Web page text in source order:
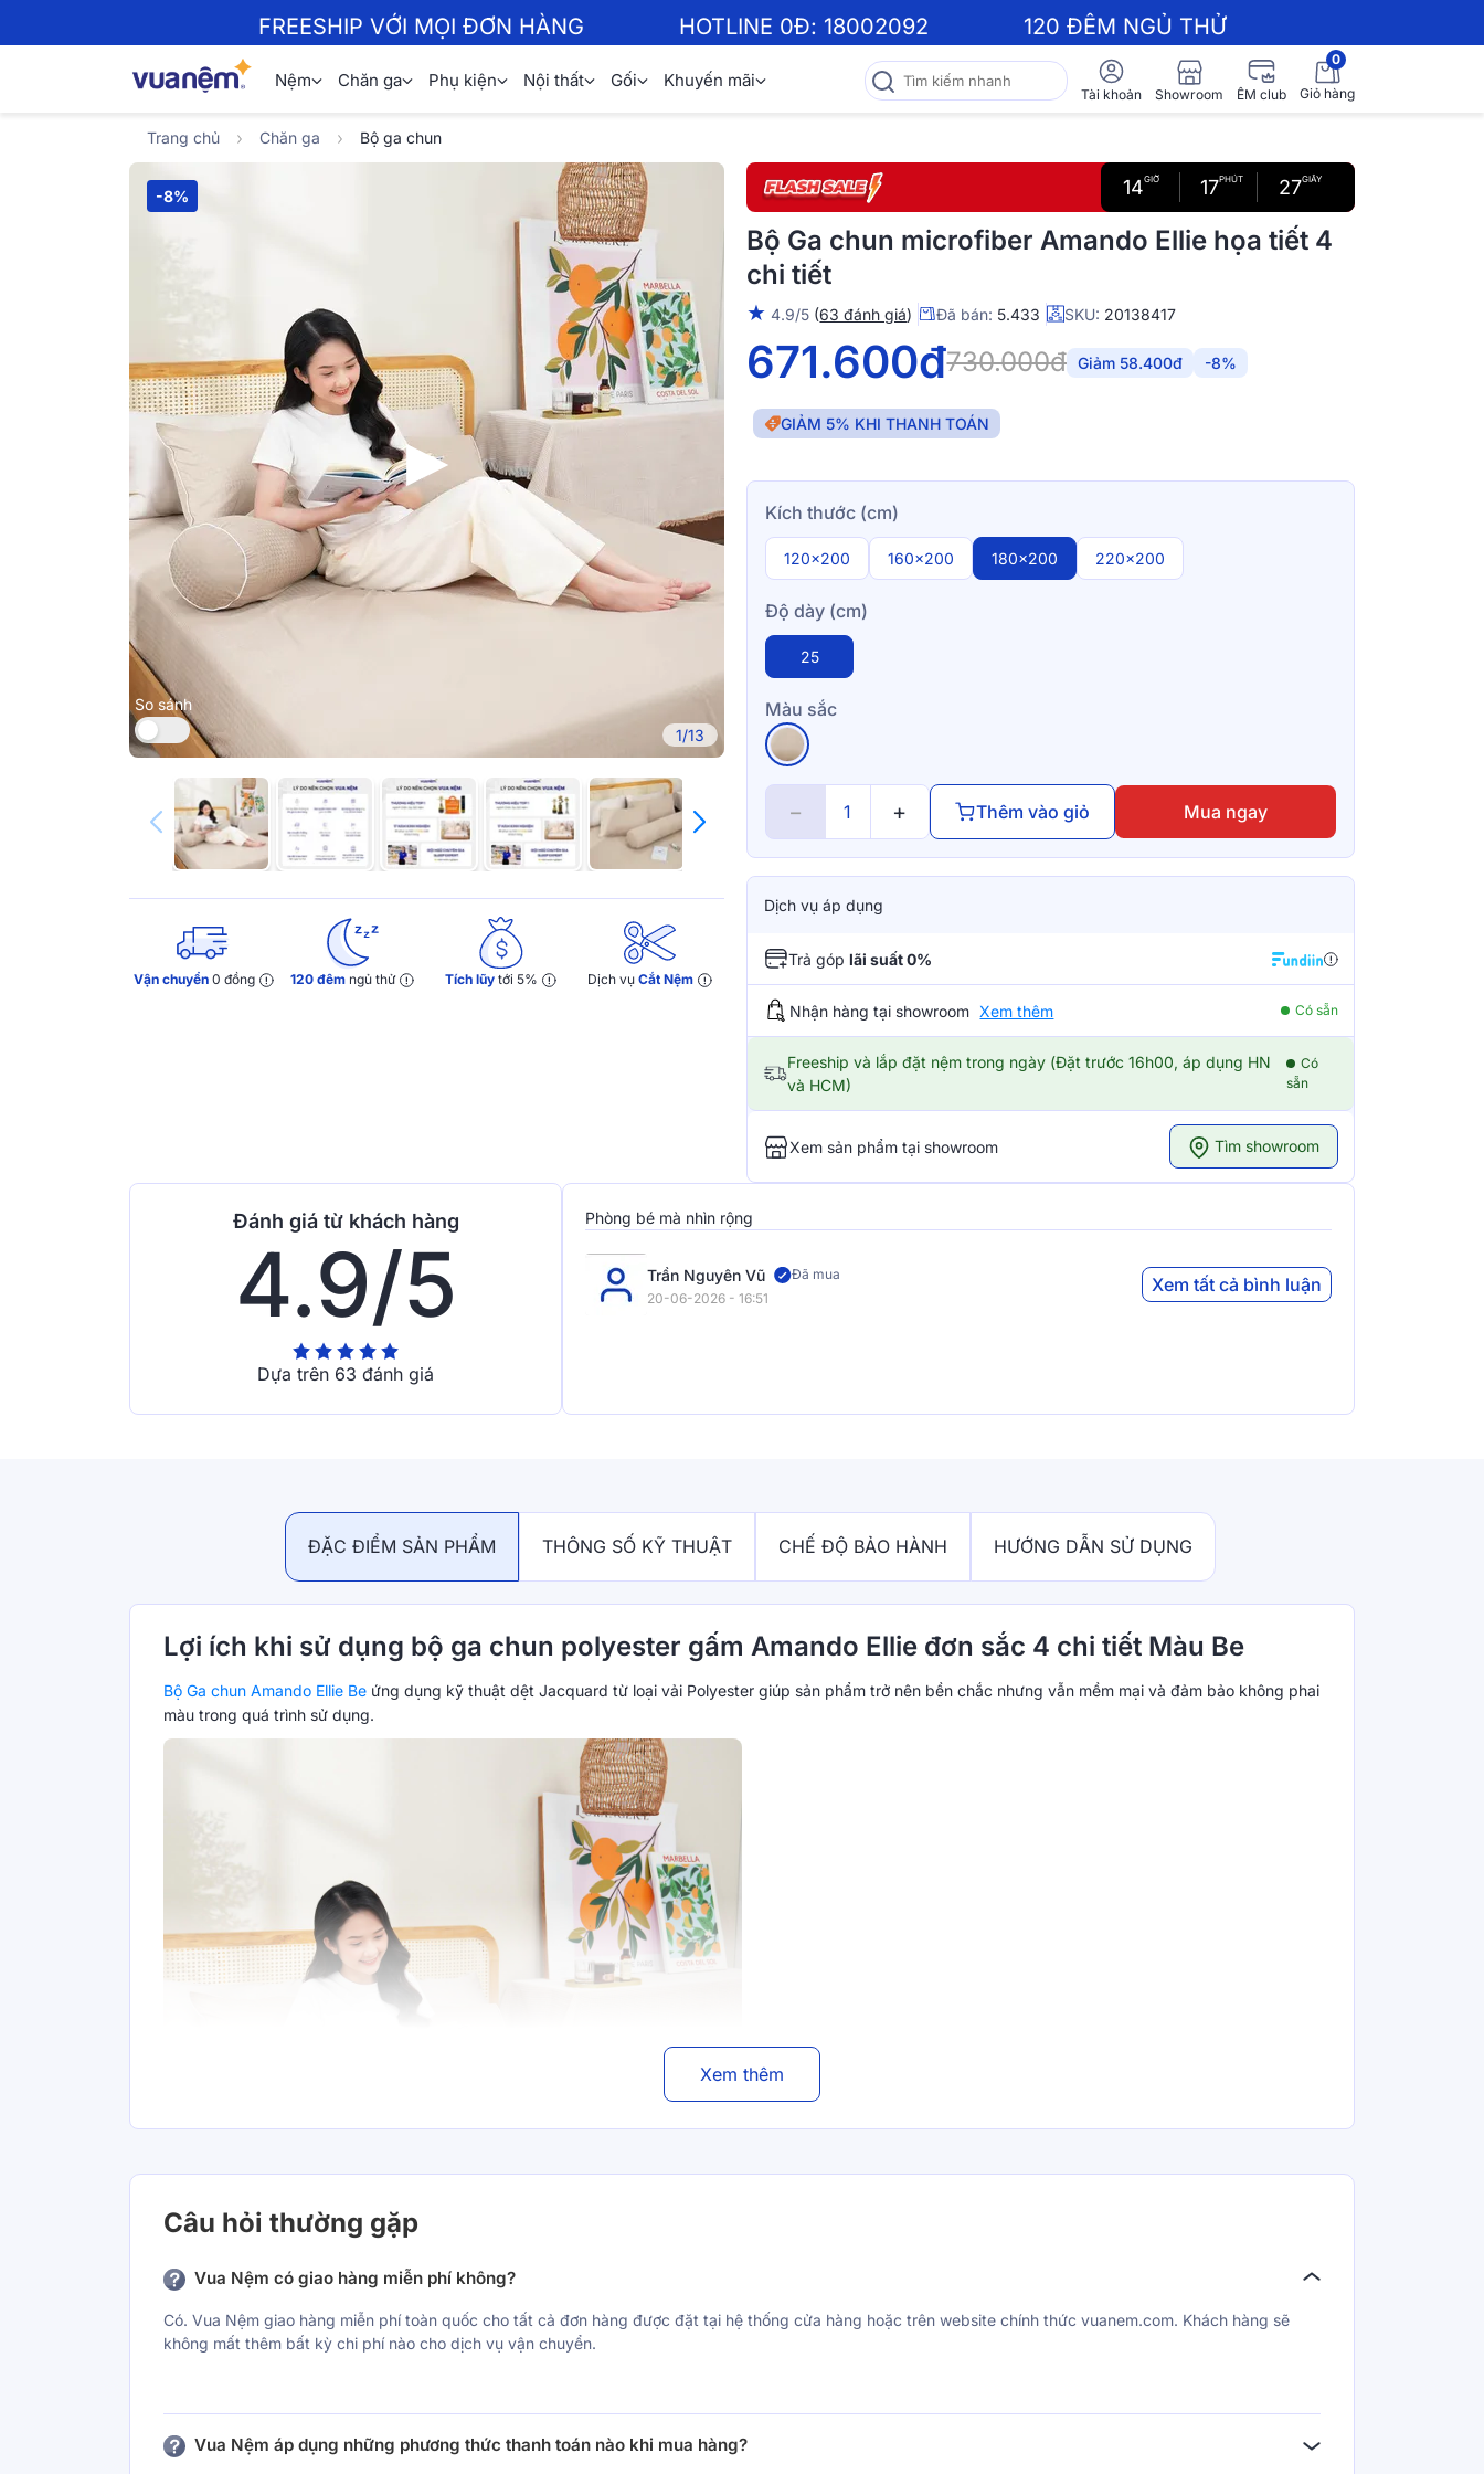
FREESHIP VỚI MỌI ĐƠN HÀNG HOTLINE 0Đ: 18002092 120 ĐÊM NGỦ THỬ
Nệm Chăn ga Phụ kiện Nội thất Gối Khuyến mãi
Tài khoản Showroom ÊM club
0
Giỏ hàng
Trang chủ Chăn ga Bộ ga chun
-8%
So sánh
1/13
▶
Vận chuyển0 đồng 120 đêm ngủ thử Tích lũy tới 5% Dịch vụCắt Nệm
14GIỜ 17PHÚT 26GIÂY
Bộ Ga chun microfiber Amando Ellie họa tiết 4
chi tiết
★ 4.9/5 (63 đánh giá) Đã bán: 5.433 SKU: 20138417
671.600đ730.000đ Giảm 58.400đ -8%
GIẢM 5% KHI THANH TOÁN
Kích thước (cm)
120x200 160x200 180x200 220x200
Độ dày (cm)
25
Màu sắc
− + Thêm vào giỏ Mua ngay
Dịch vụ áp dụng
Trả góplãi suất 0%
Nhận hàng tại showroom Xem thêm Có sẵn
Freeship và lắp đặt nệm trong ngày (Đặt trước 16h00, áp dụng HN
và HCM)
Có
sẵn
Xem sản phẩm tại showroom Tìm showroom
Đánh giá từ khách hàng
4.9/5
Dựa trên 63 đánh giá
Phòng bé mà nhìn rộng
Trần Nguyên Vũ
Đã mua
20-06-2026 - 16:51
Xem tất cả bình luận
ĐẶC ĐIỂM SẢN PHẨM THÔNG SỐ KỸ THUẬT CHẾ ĐỘ BẢO HÀNH HƯỚNG DẪN SỬ DỤNG
Lợi ích khi sử dụng bộ ga chun polyester gấm Amando Ellie đơn sắc 4 chi tiết Màu Be
Bộ Ga chun Amando Ellie Be ứng dụng kỹ thuật dệt Jacquard từ loại vải Polyester giúp sản phẩm trở nên bền chắc nhưng vẫn mềm mại và đảm bảo không phai
màu trong quá trình sử dụng.
Chất liệu êm mềm, bền chắc
Bộ kích thước 120x200cm gồm 03 chi tiết:
Xem thêm
Câu hỏi thường gặp
Vua Nệm có giao hàng miễn phí không?
Có. Vua Nệm giao hàng miễn phí toàn quốc cho tất cả đơn hàng được đặt tại hệ thống cửa hàng hoặc trên website chính thức vuanem.com. Khách hàng sẽ
không mất thêm bất kỳ chi phí nào cho dịch vụ vận chuyển.
Vua Nệm áp dụng những phương thức thanh toán nào khi mua hàng?